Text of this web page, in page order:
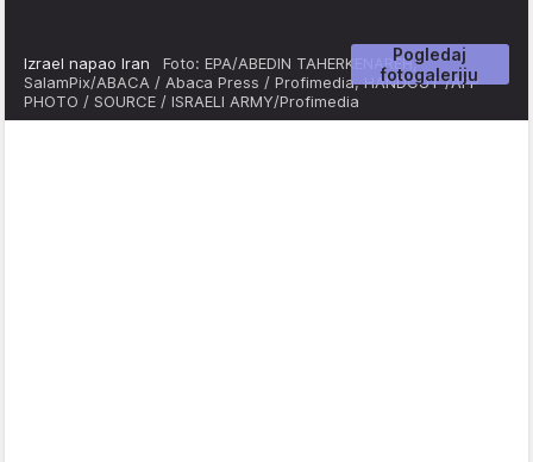
Pogledaj
fotogaleriju
Izrael napao Iran Foto: EPA/ABEDIN TAHERKENAREH,
SalamPix/ABACA / Abaca Press / Profimedia, HANDOUT /AFP
PHOTO / SOURCE / ISRAELI ARMY/Profimedia